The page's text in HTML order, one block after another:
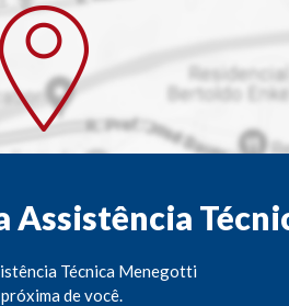
Assistência
Técnica Menegotti
de você.